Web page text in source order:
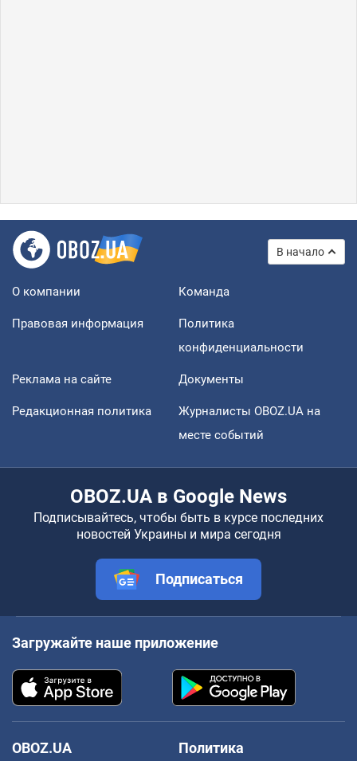
В начало
О компании Команда
Правовая информация
Политика
конфиденциальности
Реклама на сайте Документы
Редакционная политика
Журналисты OBOZ.UA на
месте событий
OBOZ.UA в Google News
Подписывайтесь, чтобы быть в курсе последних
новостей Украины и мира сегодня
Подписаться
Загружайте наше приложение
OBOZ.UA
Политика